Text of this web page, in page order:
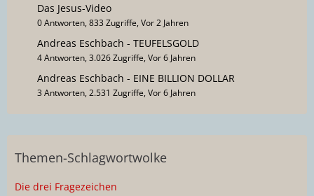
Das Jesus-Video
0 Antworten, 833 Zugriffe, Vor 2 Jahren
Andreas Eschbach - TEUFELSGOLD
4 Antworten, 3.026 Zugriffe, Vor 6 Jahren
Andreas Eschbach - EINE BILLION DOLLAR
3 Antworten, 2.531 Zugriffe, Vor 6 Jahren
Themen-Schlagwortwolke
Die drei Fragezeichen